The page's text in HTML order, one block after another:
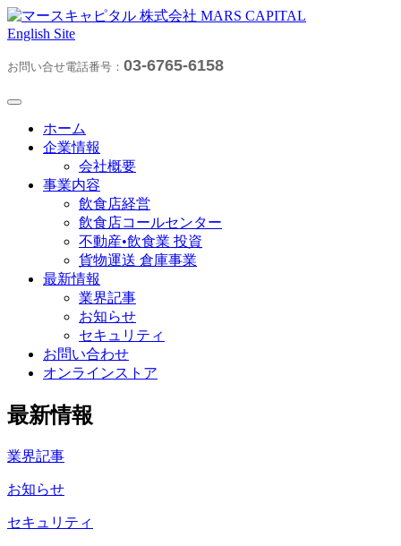
English Site
お問い合せ電話番号： 03-6765-6158
ホーム
企業情報
会社概要
事業内容
飲食店経営
飲食店コールセンター
不動産•飲食業 投資
貨物運送 倉庫事業
最新情報
業界記事
お知らせ
セキュリティ
お問い合わせ
オンラインストア
最新情報
業界記事
お知らせ
セキュリティ